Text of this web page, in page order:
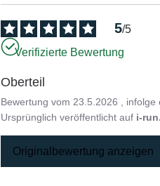
5/5
Verifizierte Bewertung
Oberteil
Bewertung vom 23.5.2026 ,
Ursprünglich veröffentlicht auf i-
Originalbewertung anzeigen